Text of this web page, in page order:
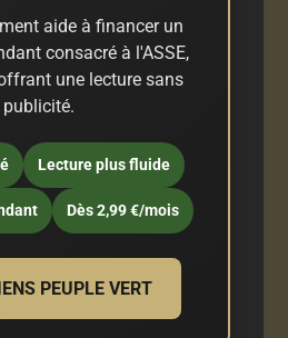
aide à financer un
consacré à l'ASSE,
une lecture sans
publicité.
Lecture plus fluide
Dès 2,99 €/mois
PEUPLE VERT